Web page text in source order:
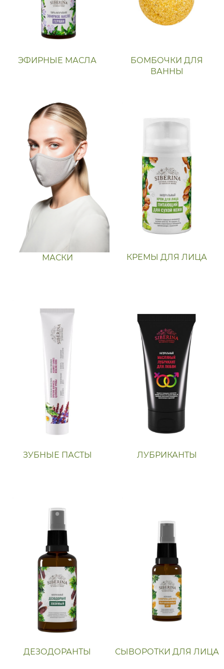
ЭФИРНЫЕ МАСЛА
БОМБОЧКИ ДЛЯ
ВАННЫ
МАСКИ КРЕМЫ ДЛЯ ЛИЦА
ЗУБНЫЕ ПАСТЫ ЛУБРИКАНТЫ
ДЕЗОДОРАНТЫ СЫВОРОТКИ ДЛЯ ЛИЦА